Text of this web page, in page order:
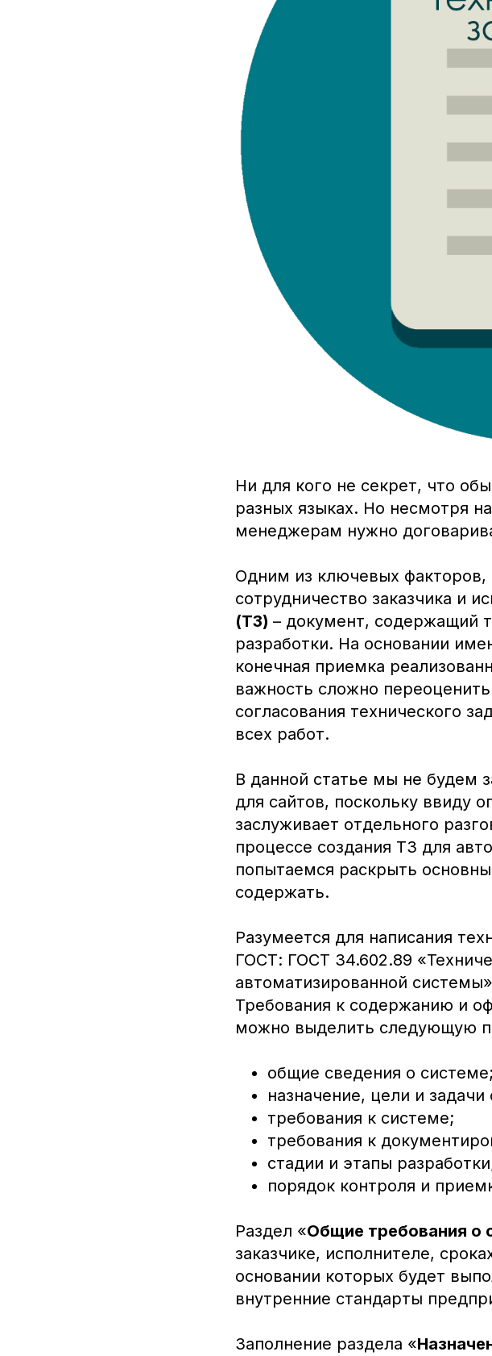
Ни для кого не секрет, что
разных языках. Но несмотря
менеджерам нужно
Одним из ключевых
сотрудничество заказчика и
(ТЗ) – документ, содержащий
разработки. На основании
конечная приемка
важность сложно
согласования технического
всех работ.
В данной статье мы не будем
для сайтов, поскольку ввиду
заслуживает отдельного
процессе создания ТЗ для
попытаемся раскрыть
содержать.
Разумеется для написания
ГОСТ: ГОСТ 34.602.89
автоматизированной
Требования к содержанию и
можно выделить следующую
общие сведения о системе;
назначение, цели и
требования к системе;
требования к
стадии и этапы
порядок контроля и
Раздел «Общие требования о
заказчике, исполнителе,
основании которых будет
внутренние стандарты
Заполнение раздела «